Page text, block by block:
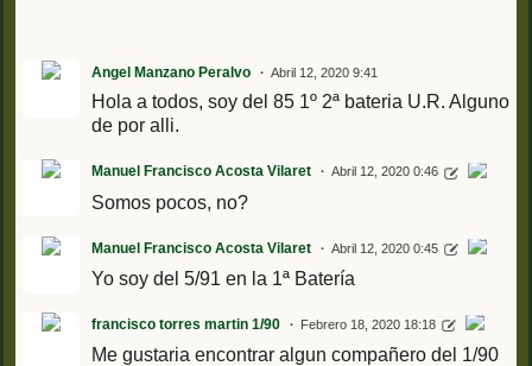
Angel Manzano Peralvo Abril 12, 2020 9:41
Hola a todos, soy del 85 1º 2ª bateria U.R. Alguno
de por alli.
Manuel Francisco Acosta Vilaret Abril 12, 2020 0:46
Somos pocos, no?
Manuel Francisco Acosta Vilaret Abril 12, 2020 0:45
Yo soy del 5/91 en la 1ª Batería
francisco torres martin 1/90 Febrero 18, 2020 18:18
Me gustaria encontrar algun compañero del 1/90